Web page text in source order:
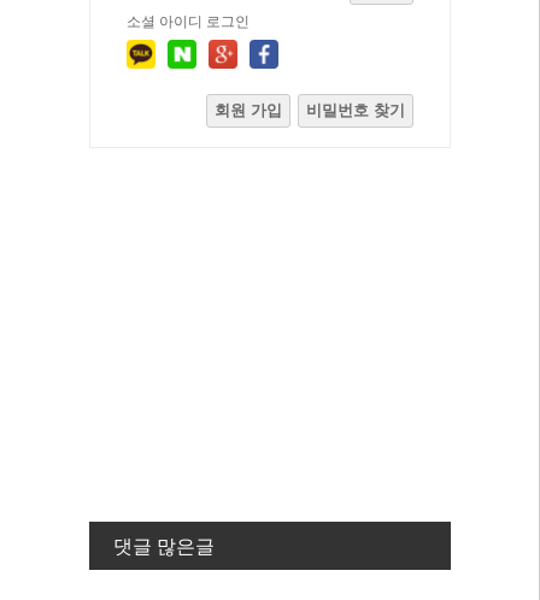
소셜 아이디 로그인
회원 가입 비밀번호 찾기
댓글 많은글